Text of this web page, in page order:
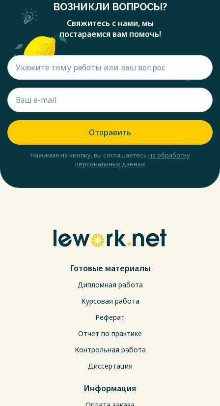
ВОЗНИКЛИ ВОПРОСЫ?
Свяжитесь с нами, мы
постараемся вам помочь!
Отправить
Нажимая на кнопку, вы соглашаетесь на обработку
персональных данных
Готовые материалы
Дипломная работа
Курсовая работа
Реферат
Отчет по практике
Контрольная работа
Диссертация
Информация